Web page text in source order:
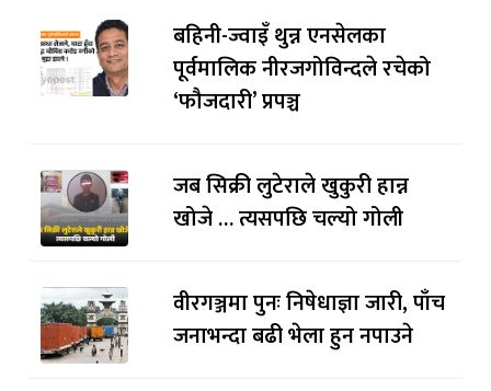
बहिनी-ज्वाइँ थुन्न एनसेलका
पूर्वमालिक नीरजगोविन्दले रचेको
‘फौजदारी’ प्रपञ्च
जब सिक्री लुटेराले खुकुरी हान्न
खोजे … त्यसपछि चल्यो गोली
वीरगञ्जमा पुनः निषेधाज्ञा जारी, पाँच
जनाभन्दा बढी भेला हुन नपाउने